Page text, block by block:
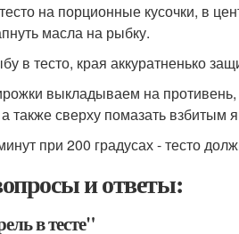
на порционные кусочки, в
масла на рыбку.
в тесто, края аккуратненько
выкладываем на
также сверху помазать взбитым
при 200 градусах - тесто
и ответы:
в тесте"